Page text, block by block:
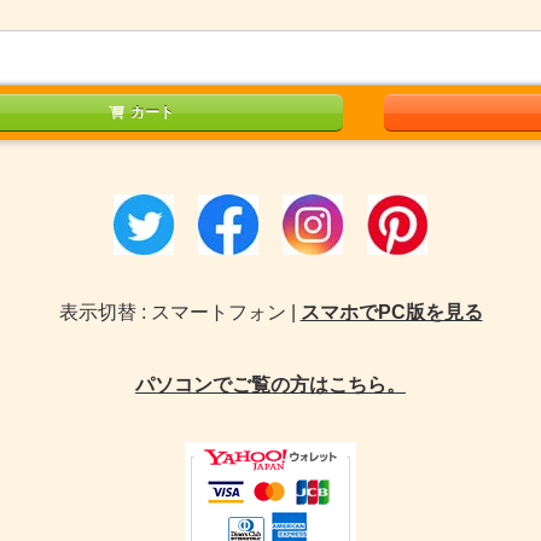
カート
表示切替 : スマートフォン | スマホでPC版を見る
パソコンでご覧の方はこちら。